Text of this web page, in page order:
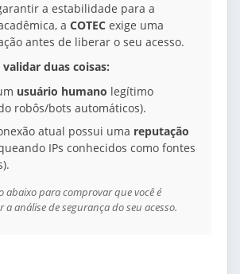
a estabilidade para a
a COTEC exige uma
antes de liberar o seu acesso.
duas coisas:
usuário humano legítimo
robôs/bots automáticos).
atual possui uma reputação
IPs conhecidos como fontes
abaixo para comprovar que você é
análise de segurança do seu acesso.